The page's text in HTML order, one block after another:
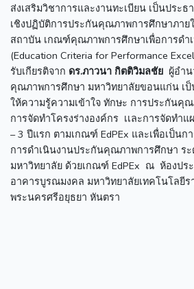
ส่งเสริมวิชาการและงานทะเบียน เป็นประ
เชิงปฏิบัติการประกันคุณภาพการศึกษาภา
สถาบัน เกณฑ์คุณภาพการศึกษาเพื่อการดำ
(Education Criteria for Performance
รับเกียรติจาก ดร.ภาวนา กิตติวิมลชัย ผู้อำ
คุณภาพการศึกษา มหาวิทยาลัยขอนแก่น เป็
ให้ความรู้ความเข้าใจ ทักษะ การประกันคุ
การจัดทำโครงร่างองค์กร เเละการจัดทำ
– 3 ปีแรก ตามเกณฑ์ EdPEx และเพื่อเป็นก
การดำเนินงานประกันคุณภาพการศึกษา ร
มหาวิทยาลัย ด้วยเกณฑ์ EdPEx ณ ห้องปร
อาคารบูรณมงคล มหาวิทยาลัยเทคโนโลยี
พระนครศรีอยุธยา หันตรา